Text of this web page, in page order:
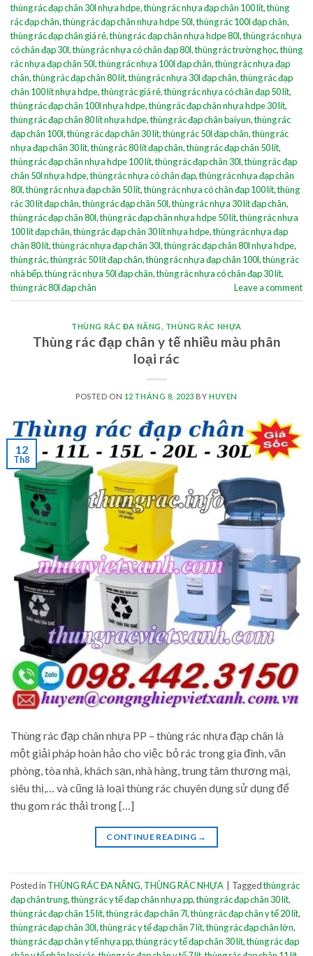
thùng rác đạp chân 30l nhựa hdpe,thùng rác nhựa đạp chân 100 lít,thùng
rác đạp chân,thùng rác đạp chân nhựa hdpe 50l,thùng rác 100l đạp chân,
thùng rác đạp chân giá rẻ,thùng rác đạp chân nhựa hdpe 80l,thùng rác nhựa
có chân đạp 30l,thùng rác nhựa có chân đạp 80l,thùng rác trường học,thùng
rác nhựa đạp chân 50l,thùng rác nhựa 100l đạp chân,thùng rác nhựa đạp
chân,thùng rác đạp chân 80 lít,thùng rác nhựa 30l đạp chân,thùng rác đạp
chân 100 lít nhựa hdpe,thùng rác giá rẻ,thùng rác nhựa có chân đạp 50 lít,
thùng rác đạp chân 100l nhựa hdpe,thùng rác đạp chân nhựa hdpe 30 lít,
thùng rác đạp chân 80 lít nhựa hdpe,thùng rác đạp chân baiyun,thùng rác
đạp chân 100l,thùng rác đạp chân 30 lít,thùng rác 50l đạp chân,thùng rác
nhựa đạp chân 30 lít,thùng rác 80 lít đạp chân,thùng rác đạp chân 50 lít,
thùng rác đạp chân nhựa hdpe 100 lít,thùng rác đạp chân 30l,thùng rác đạp
chân 50l nhựa hdpe,thùng rác nhựa có chân đạp,thùng rác nhựa đạp chân
80l,thùng rác nhựa đạp chân 50 lít,thùng rác nhựa có chân đạp 100 lít,thùng
rác 30 lít đạp chân,thùng rác đạp chân 50l,thùng rác nhựa 30 lít đạp chân,
thùng rác đạp chân 80l,thùng rác đạp chân nhựa hdpe 50 lít,thùng rác nhựa
100 lít đạp chân,thùng rác đạp chân 30 lít nhựa hdpe,thùng rác nhựa đạp
chân 80 lít,thùng rác nhựa đạp chân 30l,thùng rác đạp chân 80l nhựa hdpe,
thùng rác,thùng rác 50 lít đạp chân,thùng rác nhựa đạp chân 100l,thùng rác
nhà bếp,thùng rác nhựa 50l đạp chân,thùng rác nhựa có chân đạp 30 lít,
thùng rác 80l đạp chân
Leave a comment
THÙNG RÁC ĐA NĂNG THÙNG RÁC NHỰA
Thùng rác đạp chân y tế nhiều màu phân
loại rác
POSTED ON 12 THÁNG 8, 2023 BY HUYEN
12
Th8
Thùng rác đạp chân nhựa PP – thùng rác nhựa đạp chân là
một giải pháp hoàn hảo cho việc bỏ rác trong gia đình, văn
phòng, tòa nhà, khách sạn, nhà hàng, trung tâm thương mại,
siêu thị,… và cũng là loại thùng rác chuyên dụng sử dụng để
thu gom rác thải trong […]
CONTINUE READING →
Posted in THÙNG RÁC ĐA NĂNG, THÙNG RÁC NHỰA Taggedthùng rác
đạp chân trung,thùng rác y tế đạp chân nhựa pp,thùng rác đạp chân 30 lít,
thùng rác đạp chân 15 lít,thùng rác đạp chân 7l,thùng rác đạp chân y tế 20 lít,
thùng rác đạp chân 30l,thùng rác y tế đạp chân 7 lít,thùng rác đạp chân lớn,
thùng rác đạp chân y tế nhựa pp,thùng rác y tế đạp chân 30 lít,thùng rác đạp